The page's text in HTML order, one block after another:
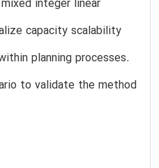
integer linear
capacity scalability
planning processes.
to validate the method